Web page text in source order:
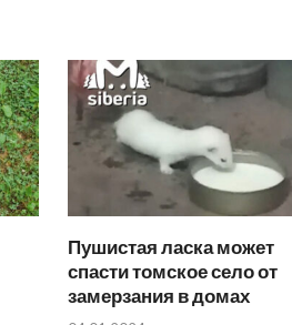
Пушистая ласка может
спасти томское село от
замерзания в домах